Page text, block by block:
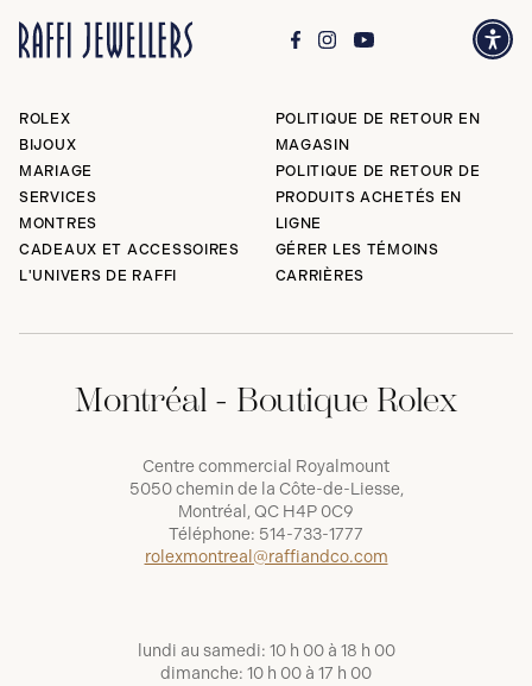
ROLEX
BIJOUX
MARIAGE
SERVICES
MONTRES
CADEAUX ET ACCESSOIRES
L'UNIVERS DE RAFFI
POLITIQUE DE RETOUR EN
MAGASIN
POLITIQUE DE RETOUR DE
PRODUITS ACHETÉS EN
LIGNE
GÉRER LES TÉMOINS
CARRIÈRES
Montréal - Boutique Rolex
Centre commercial Royalmount
5050 chemin de la Côte-de-Liesse,
Montréal, QC H4P 0C9
Téléphone: 514-733-1777
rolexmontreal@raffiandco.com
lundi au samedi: 10 h 00 à 18 h 00
dimanche: 10 h 00 à 17 h 00